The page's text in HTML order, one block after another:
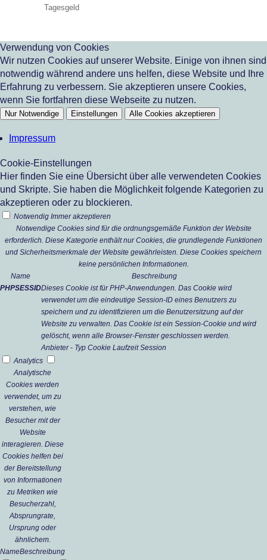
Tagesgeld
Verwendung von Cookies
Wir nutzen Cookies auf unserer Website. Einige von ihnen sind
notwendig während andere uns helfen, diese Website und Ihre
Erfahrung zu verbessern. Sie akzeptieren unsere Cookies,
wenn Sie fortfahren diese Webseite zu nutzen.
Nur Notwendige Einstellungen Alle Cookies akzeptieren
Impressum
Cookie-Einstellungen
Hier finden Sie eine Übersicht über alle verwendeten Cookies
und Skripte. Sie haben die Möglichkeit folgende Kategorien zu
akzeptieren oder zu blockieren.
Notwendig Immer akzeptieren
Notwendige Cookies sind für die ordnungsgemäße Funktion der Website
erforderlich. Diese Kategorie enthält nur Cookies, die grundlegende Funktionen
und Sicherheitsmerkmale der Website gewährleisten. Diese Cookies speichern
keine persönlichen Informationen.
Name
Beschreibung
PHPSESSIDDieses Cookie ist für PHP-Anwendungen. Das Cookie wird
verwendet um die eindeutige Session-ID eines Benutzers zu
speichern und zu identifizieren um die Benutzersitzung auf der
Website zu verwalten. Das Cookie ist ein Session-Cookie und wird
gelöscht, wenn alle Browser-Fenster geschlossen werden.
Anbieter - Typ Cookie Laufzeit Session
Analytics
Analytische
Cookies werden
verwendet, um zu
verstehen, wie
Besucher mit der
Website
interagieren. Diese
Cookies helfen bei
der Bereitstellung
von Informationen
zu Metriken wie
Besucherzahl,
Absprungrate,
Ursprung oder
ähnlichem.
NameBeschreibung